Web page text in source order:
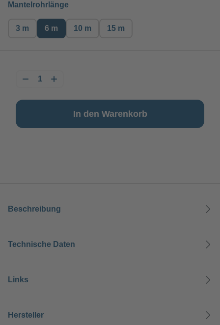
Mantelrohrlänge
3 m 6 m 10 m 15 m
In den Warenkorb
Beschreibung
Technische Daten
Links
Hersteller